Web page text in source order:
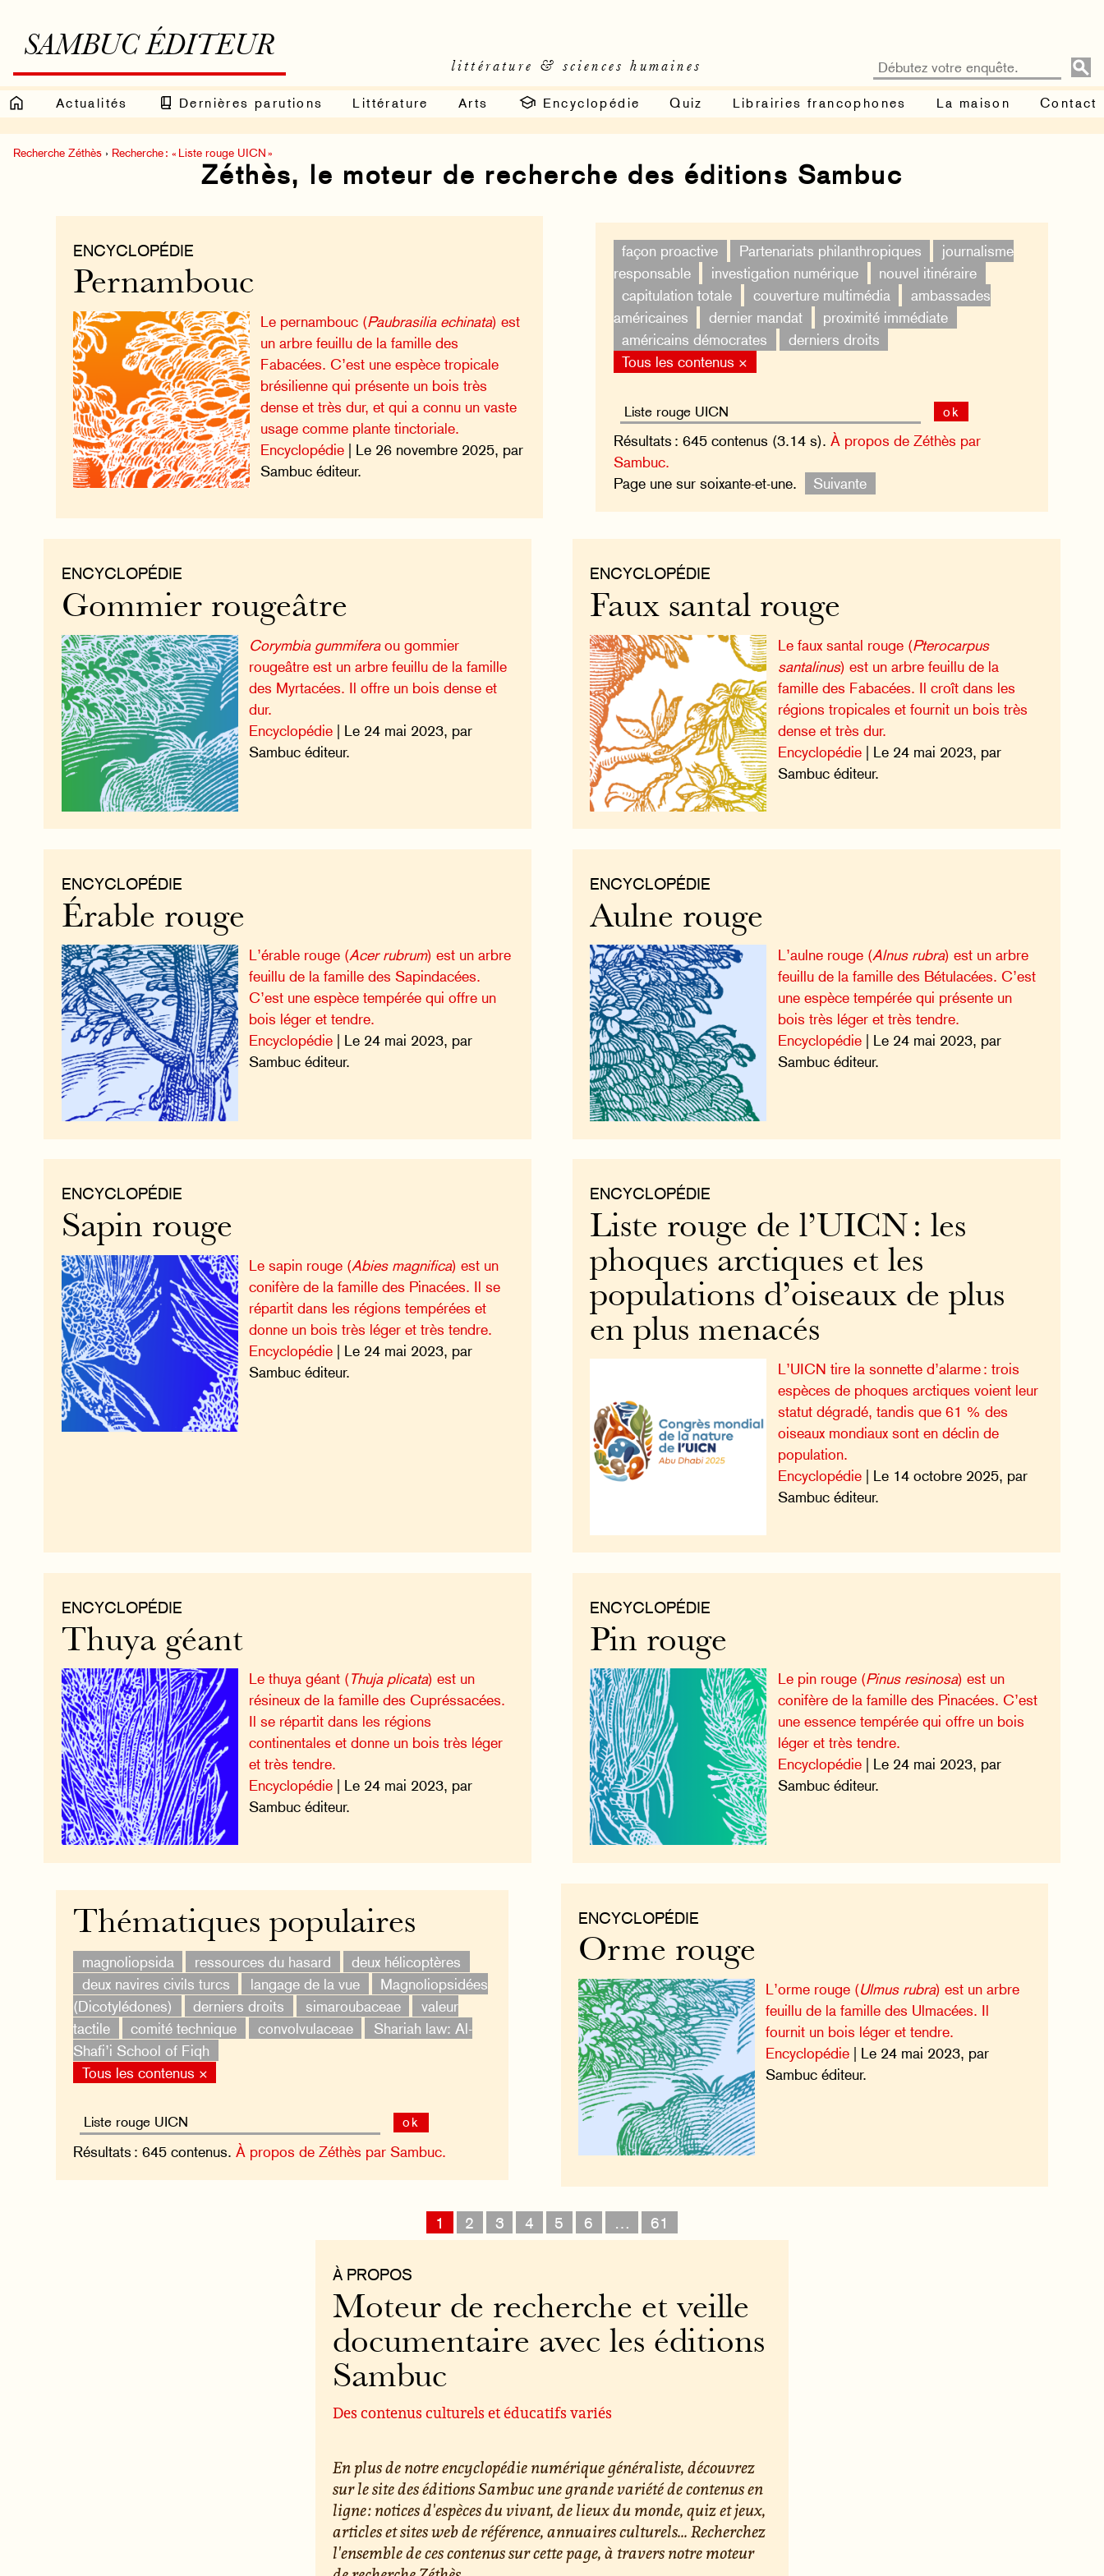
SAMBUC ÉDITEUR
littérature & sciences humaines
Actualités Dernières parutions Littérature Arts Encyclopédie Quiz Librairies francophones La maison Contact
Recherche Zéthès › Recherche : « Liste rouge UICN »
Zéthès, le moteur de recherche des éditions Sambuc
façon proactive Partenariats philanthropiques
journalisme
responsable
investigation numérique
nouvel itinéraire
capitulation totale
couverture multimédia
ambassades
américaines
dernier mandat
proximité immédiate
américains démocrates
derniers droits
Tous les contenus ×
ok
Résultats : 645 contenus (3.14 s). À propos de Zéthès par
Sambuc.
Page une sur soixante-et-une.
Suivante
ENCYCLOPÉDIE
Pernambouc
Le pernambouc (Paubrasilia echinata) est
un arbre feuillu de la famille des
Fabacées. C’est une espèce tropicale
brésilienne qui présente un bois très
dense et très dur, et qui a connu un vaste
usage comme plante tinctoriale.
Encyclopédie | Le 26 novembre 2025, par
Sambuc éditeur.
ENCYCLOPÉDIE
Faux santal rouge
Le faux santal rouge (Pterocarpus
santalinus) est un arbre feuillu de la
famille des Fabacées. Il croît dans les
régions tropicales et fournit un bois très
dense et très dur.
Encyclopédie| Le 24 mai 2023, par
Sambuc éditeur.
ENCYCLOPÉDIE
Gommier rougeâtre
Corymbia gummiferaou gommier
rougeâtre est un arbre feuillu de la famille
des Myrtacées. Il offre un bois dense et
dur.
Encyclopédie | Le 24 mai 2023, par
Sambuc éditeur.
ENCYCLOPÉDIE
Aulne rouge
L’aulne rouge (Alnus rubra) est un arbre
feuillu de la famille des Bétulacées. C’est
une espèce tempérée qui présente un
bois très léger et très tendre.
Encyclopédie| Le 24 mai 2023, par
Sambuc éditeur.
ENCYCLOPÉDIE
Érable rouge
L’érable rouge (Acer rubrum) est un arbre
feuillu de la famille des Sapindacées.
C’est une espèce tempérée qui offre un
bois léger et tendre.
Encyclopédie | Le 24 mai 2023, par
Sambuc éditeur.
ENCYCLOPÉDIE
Liste rouge de l’UICN : les
phoques arctiques et les
populations d’oiseaux de plus
en plus menacés
L’UICN tire la sonnette d’alarme : trois
espèces de phoques arctiques voient leur
statut dégradé, tandis que 61 % des
oiseaux mondiaux sont en déclin de
population.
Encyclopédie| Le 14 octobre 2025, par
Sambuc éditeur.
ENCYCLOPÉDIE
Sapin rouge
Le sapin rouge (Abies magnifica) est un
conifère de la famille des Pinacées. Il se
répartit dans les régions tempérées et
donne un bois très léger et très tendre.
Encyclopédie | Le 24 mai 2023, par
Sambuc éditeur.
ENCYCLOPÉDIE
Pin rouge
Le pin rouge (Pinus resinosa) est un
conifère de la famille des Pinacées. C’est
une essence tempérée qui offre un bois
léger et très tendre.
Encyclopédie| Le 24 mai 2023, par
Sambuc éditeur.
ENCYCLOPÉDIE
Thuya géant
Le thuya géant (Thuja plicata) est un
résineux de la famille des Cupréssacées.
Il se répartit dans les régions
continentales et donne un bois très léger
et très tendre.
Encyclopédie | Le 24 mai 2023, par
Sambuc éditeur.
ENCYCLOPÉDIE
Orme rouge
L’orme rouge (Ulmus rubra) est un arbre
feuillu de la famille des Ulmacées. Il
fournit un bois léger et tendre.
Encyclopédie | Le 24 mai 2023, par
Sambuc éditeur.
Thématiques populaires
magnoliopsida ressources du hasard
deux hélicoptères
deux navires civils turcs
langage de la vue
Magnoliopsidées
(Dicotylédones)
derniers droits simaroubaceae
valeur
tactile
comité technique convolvulaceae
Shariah law: Al-
Shafi’i School of Fiqh
Tous les contenus ×
ok
Résultats : 645 contenus. À propos de Zéthès par Sambuc.
1 2 3 4 5 6 … 61
À PROPOS
Moteur de recherche et veille
documentaire avec les éditions
Sambuc
Des contenus culturels et éducatifs variés
En plus de notre encyclopédie numérique généraliste, découvrez
sur le site des éditions Sambuc une grande variété de contenus en
ligne : notices d'espèces du vivant, de lieux du monde, quiz et jeux,
articles et sites web de référence, annuaires culturels... Recherchez
l'ensemble de ces contenus sur cette page, à travers notre moteur